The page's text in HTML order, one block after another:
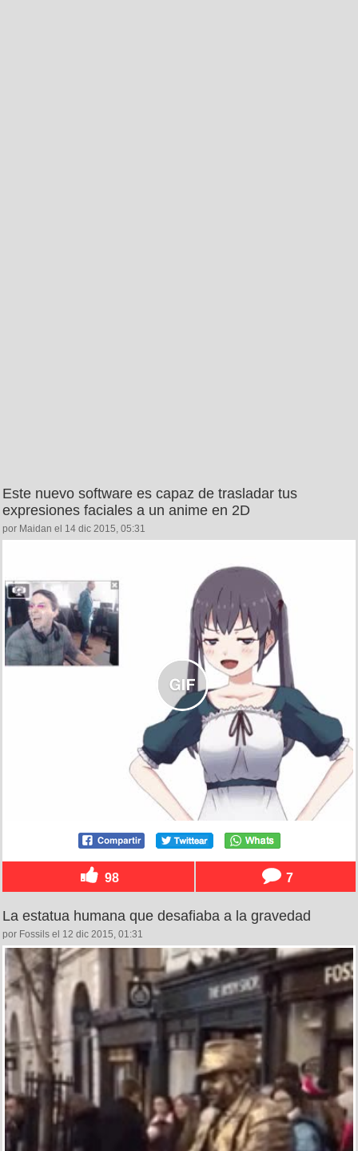
Este nuevo software es capaz de trasladar tus
expresiones faciales a un anime en 2D
por Maidan el 14 dic 2015, 05:31
98 7
La estatua humana que desafiaba a la gravedad
por Fossils el 12 dic 2015, 01:31